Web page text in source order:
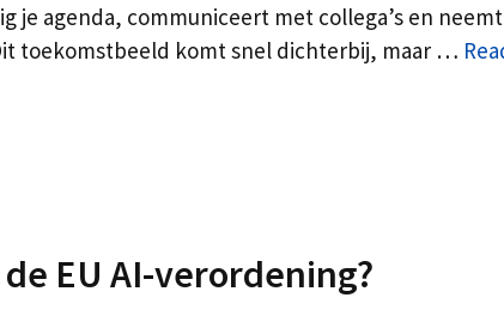
je agenda, communiceert met collega’s en neemt
toekomstbeeld komt snel dichterbij, maar …
EU AI-verordening?